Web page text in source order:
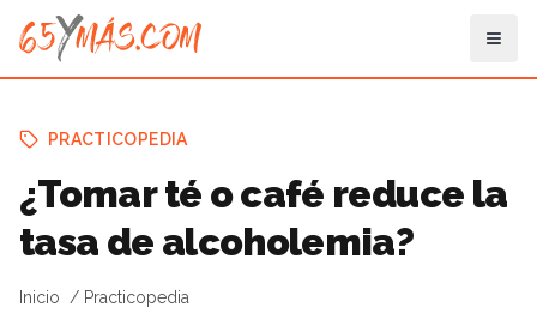
PRACTICOPEDIA
¿Tomar té o café reduce la
tasa de alcoholemia?
Inicio Practicopedia